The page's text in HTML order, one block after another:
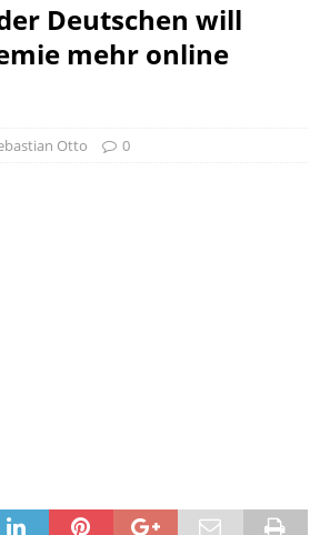
Deutschen will
mehr online
Otto 0